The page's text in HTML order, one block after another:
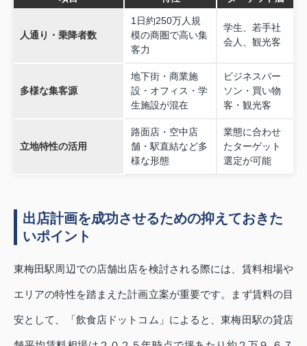
人通り・乗降者数
1日約250万人規
模の商圏で高い集
客力
学生、若手社
会人、観光客
多様な集客源
地下街・商業施
設・オフィス・学
生施設が混在
ビジネスパー
ソン・買い物
客・観光客
立地特性の活用
路面店・空中店
舗・駅直結など多
様な形態
業態に合わせ
たターゲット
選定が可能
出店計画を成功させるための抑えておきた
いポイント
東梅田駅周辺での店舗出店を検討される際には、賃料相場や
エリアの特性を踏まえた計画立案が重要です。まず賃料の目
安として、「飲食店ドットコム」によると、東梅田駅の貸店